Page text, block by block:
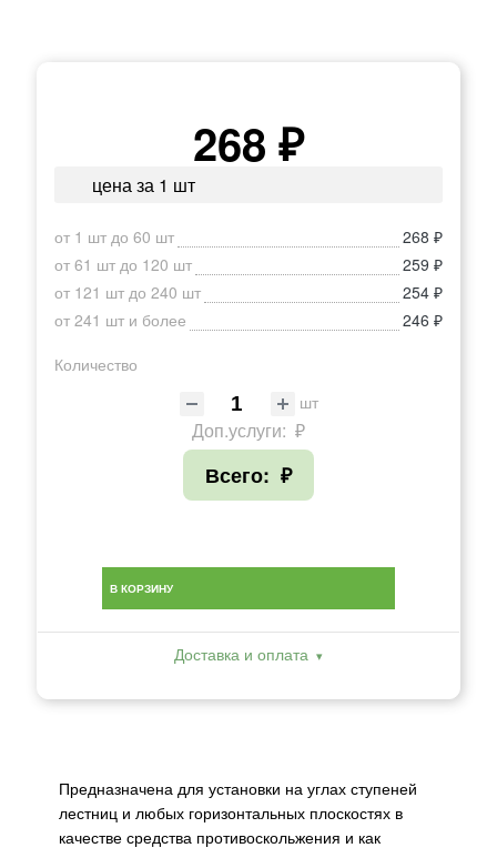
268 ₽
цена за 1 шт
от 1 шт до 60 шт
268 ₽
от 61 шт до 120 шт
259 ₽
от 121 шт до 240 шт
254 ₽
от 241 шт и более
246 ₽
Количество
шт
Доп.услуги: ₽
Всего: ₽
В КОРЗИНУ
Доставка и оплата
Предназначена для установки на углах ступеней
лестниц и любых горизонтальных плоскостях в
качестве средства противоскольжения и как